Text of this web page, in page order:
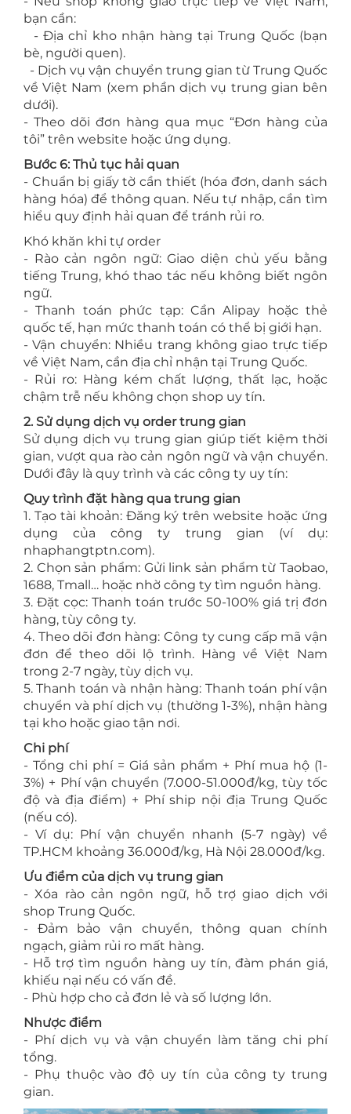
bạn cần:
- Địa chỉ kho nhận hàng tại Trung Quốc (bạn
bè, người quen).
- Dịch vụ vận chuyển trung gian từ Trung Quốc
về Việt Nam (xem phần dịch vụ trung gian bên
dưới).
- Theo dõi đơn hàng qua mục “Đơn hàng của
tôi” trên website hoặc ứng dụng.
Bước 6: Thủ tục hải quan
- Chuẩn bị giấy tờ cần thiết (hóa đơn, danh sách
hàng hóa) để thông quan. Nếu tự nhập, cần tìm
hiểu quy định hải quan để tránh rủi ro.
Khó khăn khi tự order
- Rào cản ngôn ngữ: Giao diện chủ yếu bằng
tiếng Trung, khó thao tác nếu không biết ngôn
ngữ.
- Thanh toán phức tạp: Cần Alipay hoặc thẻ
quốc tế, hạn mức thanh toán có thể bị giới hạn.
- Vận chuyển: Nhiều trang không giao trực tiếp
về Việt Nam, cần địa chỉ nhận tại Trung Quốc.
- Rủi ro: Hàng kém chất lượng, thất lạc, hoặc
chậm trễ nếu không chọn shop uy tín.
2. Sử dụng dịch vụ order trung gian
Sử dụng dịch vụ trung gian giúp tiết kiệm thời
gian, vượt qua rào cản ngôn ngữ và vận chuyển.
Dưới đây là quy trình và các công ty uy tín:
Quy trình đặt hàng qua trung gian
1. Tạo tài khoản: Đăng ký trên website hoặc ứng
dụng của công ty trung gian (ví dụ:
nhaphangtptn.com).
2. Chọn sản phẩm: Gửi link sản phẩm từ Taobao,
1688, Tmall… hoặc nhờ công ty tìm nguồn hàng.
3. Đặt cọc: Thanh toán trước 50-100% giá trị đơn
hàng, tùy công ty.
4. Theo dõi đơn hàng: Công ty cung cấp mã vận
đơn để theo dõi lộ trình. Hàng về Việt Nam
trong 2-7 ngày, tùy dịch vụ.
5. Thanh toán và nhận hàng: Thanh toán phí vận
chuyển và phí dịch vụ (thường 1-3%), nhận hàng
tại kho hoặc giao tận nơi.
Chi phí
- Tổng chi phí = Giá sản phẩm + Phí mua hộ (1-
3%) + Phí vận chuyển (7.000-51.000đ/kg, tùy tốc
độ và địa điểm) + Phí ship nội địa Trung Quốc
(nếu có).
- Ví dụ: Phí vận chuyển nhanh (5-7 ngày) về
TP.HCM khoảng 36.000đ/kg, Hà Nội 28.000đ/kg.
Ưu điểm của dịch vụ trung gian
- Xóa rào cản ngôn ngữ, hỗ trợ giao dịch với
shop Trung Quốc.
- Đảm bảo vận chuyển, thông quan chính
ngạch, giảm rủi ro mất hàng.
- Hỗ trợ tìm nguồn hàng uy tín, đàm phán giá,
khiếu nại nếu có vấn đề.
- Phù hợp cho cả đơn lẻ và số lượng lớn.
Nhược điểm
- Phí dịch vụ và vận chuyển làm tăng chi phí
tổng.
- Phụ thuộc vào độ uy tín của công ty trung
gian.